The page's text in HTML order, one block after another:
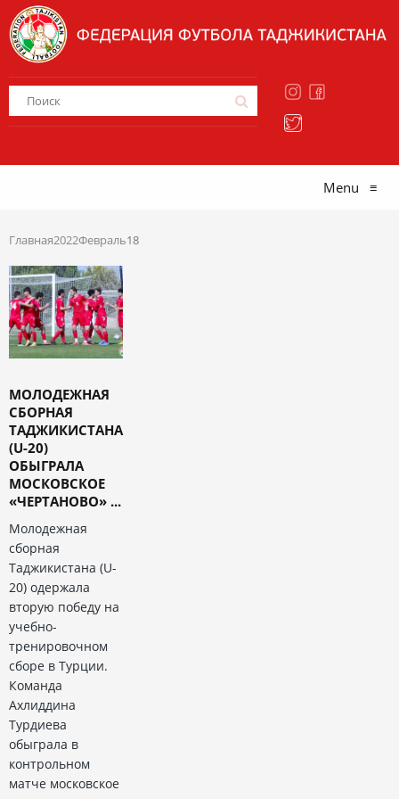
Menu ≡
Главная2022Февраль18
МОЛОДЕЖНАЯ
СБОРНАЯ
ТАДЖИКИСТАНА
(U-20)
ОБЫГРАЛА
МОСКОВСКОЕ
«ЧЕРТАНОВО» ...
Молодежная
сборная
Таджикистана (U-
20) одержала
вторую победу на
учебно-
тренировочном
сборе в Турции.
Команда
Ахлиддина
Турдиева
обыграла в
контрольном
матче московское